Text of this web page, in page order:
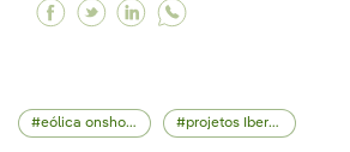
Facebook Fechamos
Twitter Fechamos
Linkedin
eólica onshore projetos Iberdrola